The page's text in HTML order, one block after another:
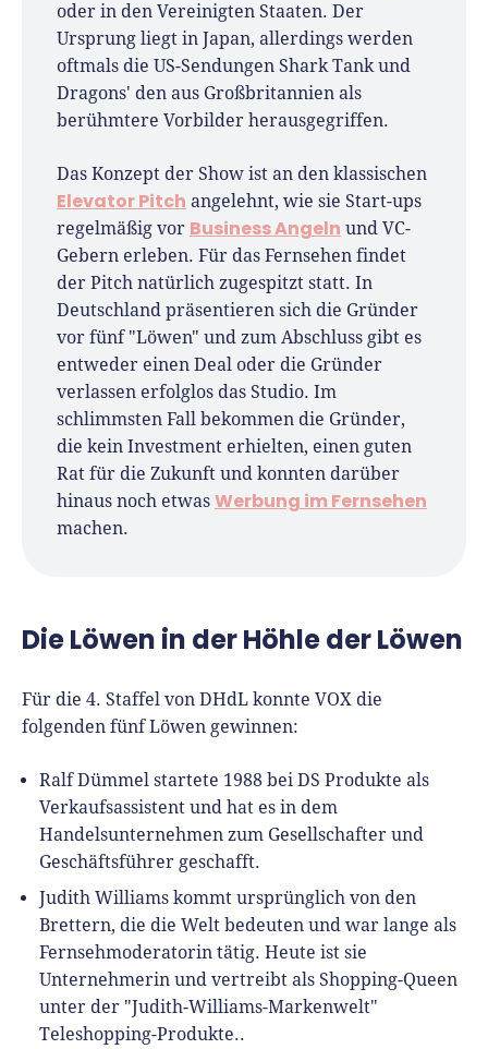
Er ist Interviewpartner in anderen Medien
und verfasst Fachbeiträge zu
Gründungsthemen.
oder in den Vereinigten Staaten. Der
Ursprung liegt in Japan, allerdings werden
oftmals die US-Sendungen Shark Tank und
Dragons' den aus Großbritannien als
berühmtere Vorbilder herausgegriffen.
Das Konzept der Show ist an den klassischen
Elevator Pitch angelehnt, wie sie Start-ups
regelmäßig vor Business Angeln und VC-
Gebern erleben. Für das Fernsehen findet
der Pitch natürlich zugespitzt statt. In
Deutschland präsentieren sich die Gründer
vor fünf "Löwen" und zum Abschluss gibt es
entweder einen Deal oder die Gründer
verlassen erfolglos das Studio. Im
schlimmsten Fall bekommen die Gründer,
die kein Investment erhielten, einen guten
Rat für die Zukunft und konnten darüber
hinaus noch etwas Werbung im Fernsehen
machen.
Die Löwen in der Höhle der Löwen
Für die 4. Staffel von DHdL konnte VOX die
folgenden fünf Löwen gewinnen:
Ralf Dümmel startete 1988 bei DS Produkte als
Verkaufsassistent und hat es in dem
Handelsunternehmen zum Gesellschafter und
Geschäftsführer geschafft.
Judith Williams kommt ursprünglich von den
Brettern, die die Welt bedeuten und war lange als
Fernsehmoderatorin tätig. Heute ist sie
Unternehmerin und vertreibt als Shopping-Queen
unter der "Judith-Williams-Markenwelt"
Teleshopping-Produkte..